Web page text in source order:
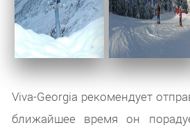
Viva-Georgia рекомендует
ближайшее время он